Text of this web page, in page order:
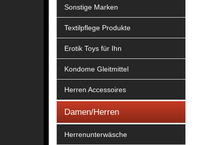
Sonstige Marken
Textilpflege Produkte
Erotik Toys für Ihn
Kondome Gleitmittel
Herren Accessoires
Damen/Herren
Herrenunterwäsche